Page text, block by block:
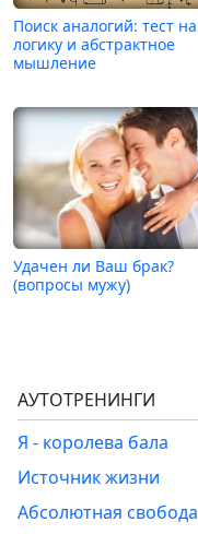
Поиск аналогий: тест на
логику и абстрактное
мышление
Удачен ли Ваш брак?
(вопросы мужу)
АУТОТРЕНИНГИ
Я - королева бала
Источник жизни
Абсолютная свобода